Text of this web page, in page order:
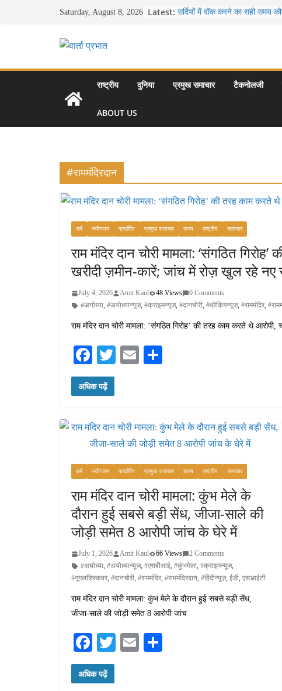
Saturday, August 8, 2026 Latest: सर्दियों में वॉक करने का सही समय
भारत की सबसे खूबसूरत सड़क
से लद्दाख तक का सफर
राष्ट्रीय दुनिया प्रमुख समाचार टैकनोलजी
ABOUT US
#राममंदिरदान
धर्म नवीनतम प्रदर्शित प्रमुख समाचार राज्य राष्ट्रीय समाचार
राम मंदिर दान चोरी मामला: ‘संगठित
खरीदी ज़मीन-कारें; जांच में रोज़ खुल रहे नए
July 4, 2026 Amit Kaul 48 Views
0 Comments
#अयोध्या, #अयोध्यान्यूज, #क्राइमन्यूज, #दानचोरी, #ब्रेकिंगन्यूज, #राममंदिर,
राम मंदिर दान चोरी मामला: ‘संगठित गिरोह’ की तरह काम करते थे
Fa
ce
bo
T
E
अधिक पढ़ें
धर्म नवीनतम प्रदर्शित प्रमुख समाचार राज्य राष्ट्रीय समाचार
राम मंदिर दान चोरी मामला: कुंभ मेले के
दौरान हुई सबसे बड़ी सेंध, जीजा-साले की
जोड़ी समेत 8 आरोपी जांच के घेरे में
July 1, 2026 Amit Kaul 66 Views
2 Comments
#अयोध्या, #अयोध्यान्यूज, #एसबीआई, #कुंभमेला, #क्राइमन्यूज,
#गूगलडिस्कवर, #दानचोरी, #राममंदिर, #राममंदिरदान, #हिंदीन्यूज़, ईडी, एसआईटी
राम मंदिर दान चोरी मामला: कुंभ मेले के दौरान हुई सबसे बड़ी सेंध,
जीजा-साले की जोड़ी समेत 8 आरोपी जांच
Fa
ce
bo
T
E
अधिक पढ़ें